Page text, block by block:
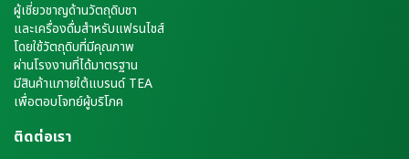
ผู้เชี่ยวชาญด้านวัตถุดิบชา
และเครื่องดื่มสำหรับแฟรนไชส์
โดยใช้วัตถุดิบที่มีคุณภาพ
ผ่านโรงงานที่ได้มาตรฐาน
มีสินค้าแภายใต้แบรนด์ TEA
เพื่อตอบโจทย์ผู้บริโภค
ติดต่อเรา